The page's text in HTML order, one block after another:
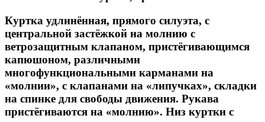
Куртка удлинённая, прямого силуэта, с
центральной застёжкой на молнию с
ветрозащитным клапаном, пристёгивающимся
капюшоном, различными
многофункциональными карманами на
«молнии», с клапанами на «липучках», складки
на спинке для свободы движения. Рукава
пристёгиваются на «молнию». Низ куртки с